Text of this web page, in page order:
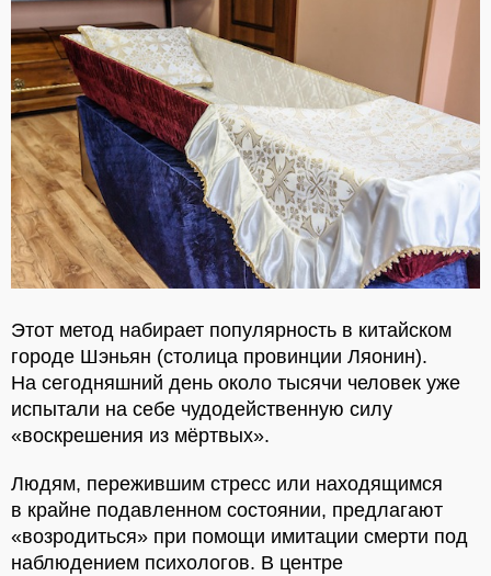
Этот метод набирает популярность в китайском
городе Шэньян (столица провинции Ляонин).
На сегодняшний день около тысячи человек уже
испытали на себе чудодейственную силу
«воскрешения из мёртвых».
Людям, пережившим стресс или находящимся
в крайне подавленном состоянии, предлагают
«возродиться» при помощи имитации смерти под
наблюдением психологов. В центре